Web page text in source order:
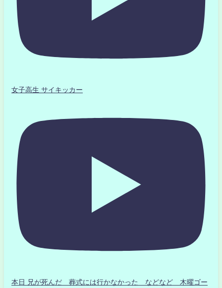
女子高生 サイキッカー
本日 兄が死んだ 葬式には行かなかった などなど 木曜ゴー